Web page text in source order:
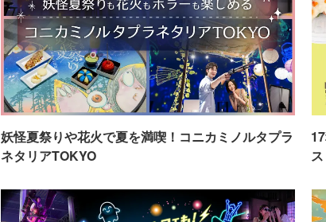
妖怪夏祭りや花火で夏を満喫！コニカミノルタプラ
ネタリアTOKYO